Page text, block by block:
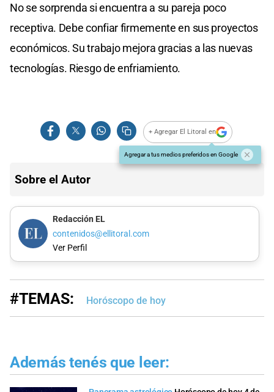
No se sorprenda si encuentra a su pareja poco
receptiva. Debe confiar firmemente en sus proyectos
económicos. Su trabajo mejora gracias a las nuevas
tecnologías. Riesgo de enfriamiento.
+ Agregar El Litoral en
Agregar a tus medios preferidos en Google
Sobre el Autor
Redacción EL
contenidos@ellitoral.com
Ver Perfil
#TEMAS: Horóscopo de hoy
Además tenés que leer: